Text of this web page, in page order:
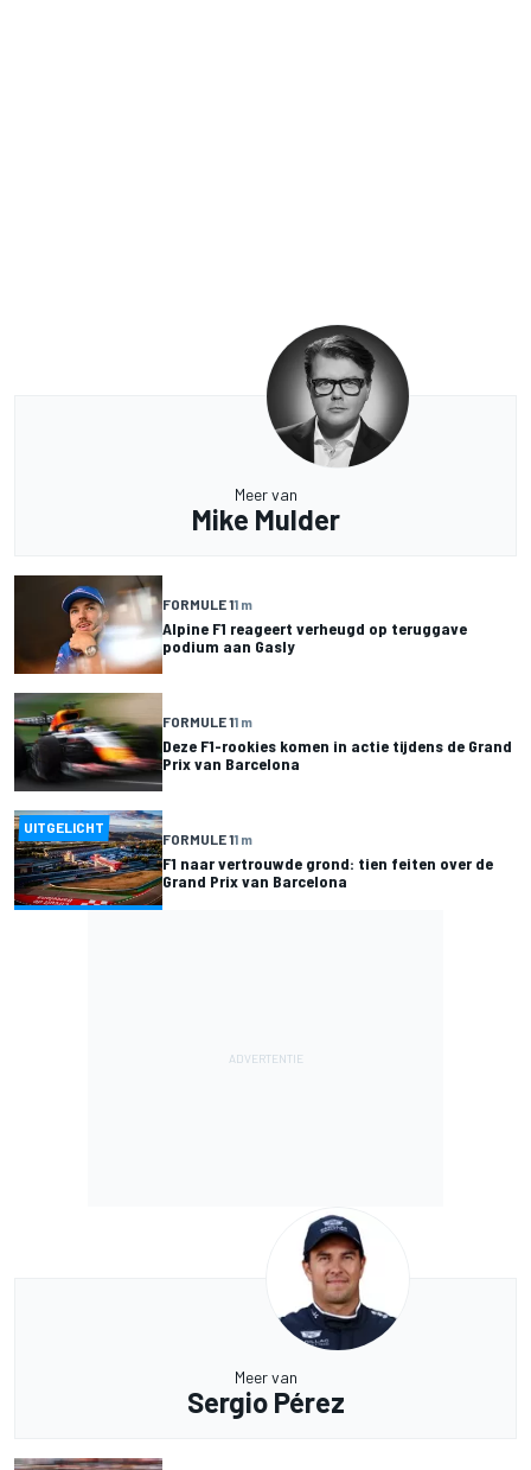
Meer van
Mike Mulder
FORMULE 11 m
Alpine F1 reageert verheugd op teruggave
podium aan Gasly
FORMULE 11 m
Deze F1-rookies komen in actie tijdens de Grand
Prix van Barcelona
UITGELICHT
FORMULE 11 m
F1 naar vertrouwde grond: tien feiten over de
Grand Prix van Barcelona
Meer van
Sergio Pérez